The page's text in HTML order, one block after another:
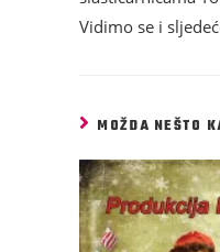
Vidimo se i
MOŽDA NEŠTO